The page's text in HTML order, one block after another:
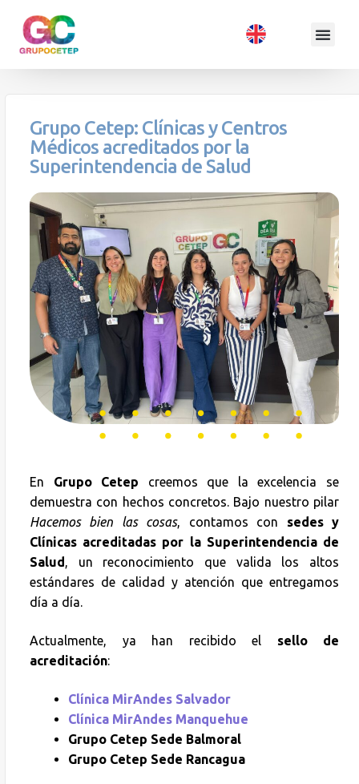
Grupo Cetep: Clínicas y Centros
Médicos acreditados por la
Superintendencia de Salud
En Grupo Cetep creemos que la excelencia se
demuestra con hechos concretos. Bajo nuestro pilar
Hacemos bien las cosas, contamos con sedes y
Clínicas acreditadas por la Superintendencia de
Salud , un reconocimiento que valida los altos
estándares de calidad y atención que entregamos
día a día.
Actualmente, ya han recibido el sello de
acreditación:
Clínica MirAndes Salvador
Clínica MirAndes Manquehue
Grupo Cetep Sede Balmoral
Grupo Cetep Sede Rancagua